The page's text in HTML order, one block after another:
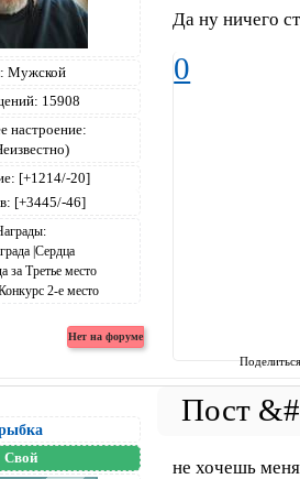
Мужской
15908
настроение:
[+1214/-20]
[+3445/-46]
Да ну ничего
0
Свой не хочешь